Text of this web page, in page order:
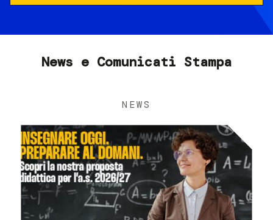
News e Comunicati Stampa
NEWS